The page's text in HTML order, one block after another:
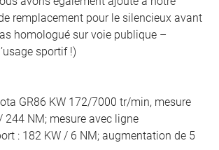
remplacement pour le silencieux avant
homologué sur voie publique –
sportif !)
GR86 KW 172/7000 tr/min, mesure
244 NM; mesure avec ligne
: 182 KW / 6 NM; augmentation de 5